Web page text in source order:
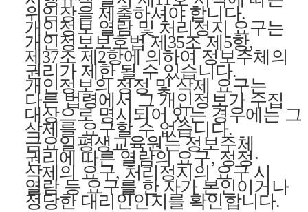
위임장을 제출하셔야 합니다.
개인정보 열람 및 처리정지 요구는
개인정보보호법 제35조 제5항,
제37조 제2항에 의하여 정보주체의
권리가 제한 될 수 있습니다.
개인정보의 정정 및 삭제 요구는
다른 법령에서 그 개인정보가 수집
대상으로 명시되어 있는 경우에는 그
삭제를 요구할 수 없습니다.
금요일평생교육원는 정보주체
권리에 따른 열람의 요구, 정정·
삭제의 요구, 처리정지의 요구 시
열람 등 요구를 한 자가 본인이거나
정당한 대리인인지를 확인합니다.